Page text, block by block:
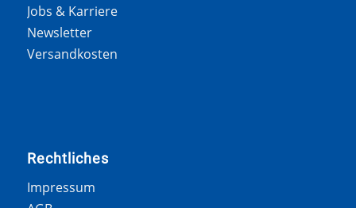
Jobs & Karriere
Newsletter
Versandkosten
Rechtliches
Impressum